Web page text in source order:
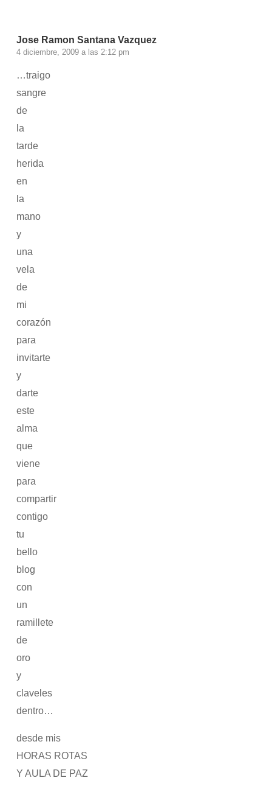
Jose Ramon Santana Vazquez
4 diciembre, 2009 a las 2:12 pm
…traigo
sangre
de
la
tarde
herida
en
la
mano
y
una
vela
de
mi
corazón
para
invitarte
y
darte
este
alma
que
viene
para
compartir
contigo
tu
bello
blog
con
un
ramillete
de
oro
y
claveles
dentro…
desde mis
HORAS ROTAS
Y AULA DE PAZ